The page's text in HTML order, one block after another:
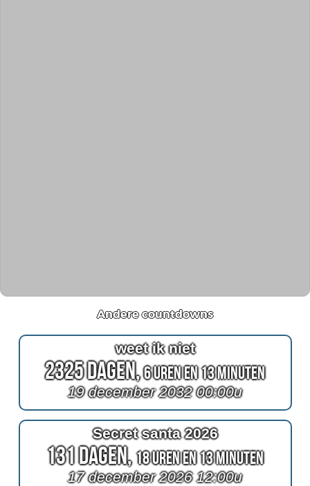
Andere countdowns
weet ik niet
2325 Dagen,6 Uren en 13 Minuten
19 december 2032 00:00u
Secret santa 2026
131 Dagen,18 Uren en 13 Minuten
17 december 2026 12:00u